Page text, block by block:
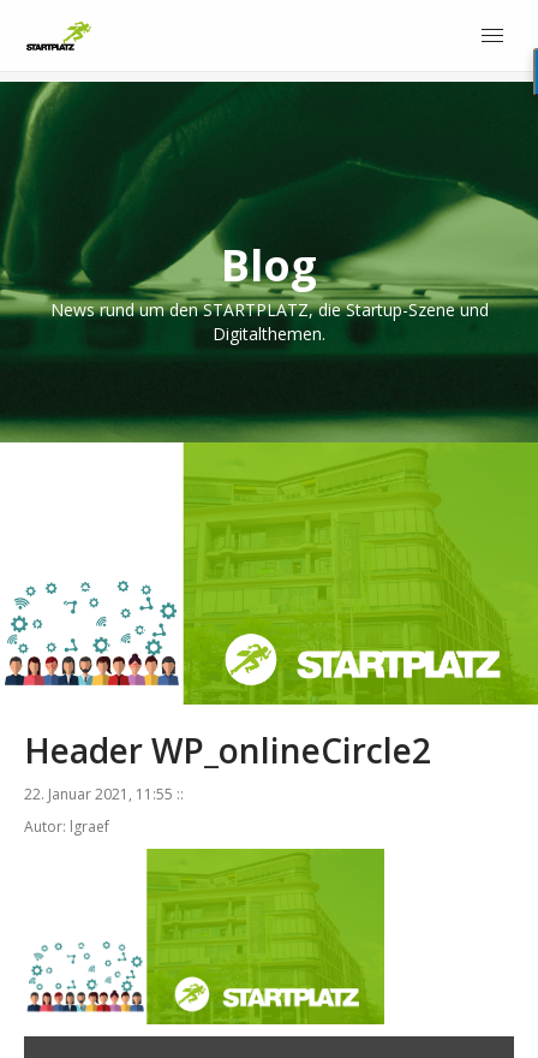
Blog
News rund um den STARTPLATZ, die Startup-Szene und
Digitalthemen.
Header WP_onlineCircle2
22. Januar 2021, 11:55 ::
Autor: lgraef